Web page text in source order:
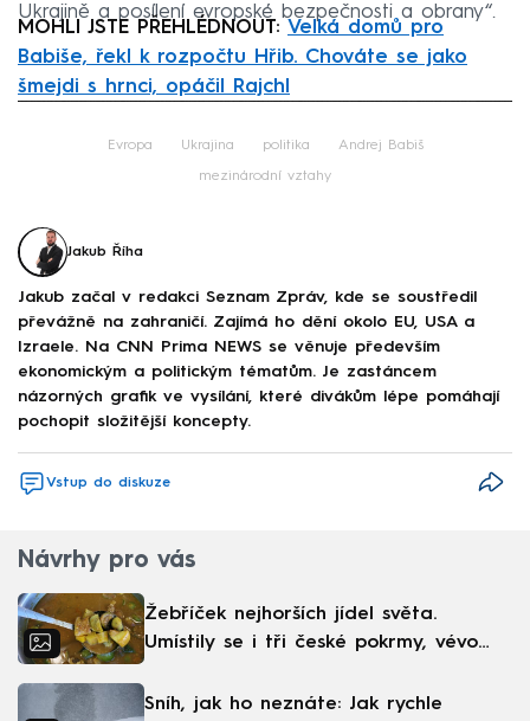
Ukrajině a posílení evropské bezpečnosti a obrany“.
MOHLI JSTE PŘEHLÉDNOUT: Velká domů pro
Babiše, řekl k rozpočtu Hřib. Chováte se jako
šmejdi s hrnci, opáčil Rajchl
Evropa Ukrajina politika Andrej Babiš
mezinárodní vztahy
Jakub Říha
Jakub začal v redakci Seznam Zpráv, kde se soustředil
převážně na zahraničí. Zajímá ho dění okolo EU, USA a
Izraele. Na CNN Prima NEWS se věnuje především
ekonomickým a politickým tématům. Je zastáncem
názorných grafik ve vysílání, které divákům lépe pomáhají
pochopit složitější koncepty.
Vstup do diskuze
Návrhy pro vás
Žebříček nejhorších jídel světa.
Umístily se i tři české pokrmy, vévodí
Sníh, jak ho neznáte: Jak rychle